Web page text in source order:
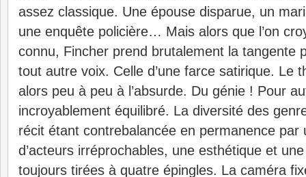
assez classique. Une épouse disparue, un
une enquête policière… Mais alors que l’on
connu, Fincher prend brutalement la tangente
tout autre voix. Celle d’une farce satirique. Le
alors peu à peu à l’absurde. Du génie ! Pour
incroyablement équilibré. La diversité des
récit étant contrebalancée en permanence par
d’acteurs irréprochables, une esthétique et
toujours tirées à quatre épingles. La caméra